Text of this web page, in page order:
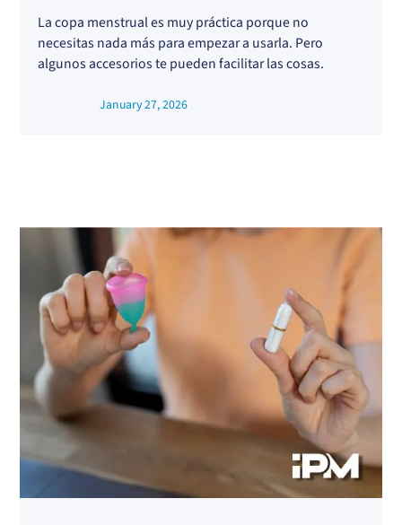
La copa menstrual es muy práctica porque no
necesitas nada más para empezar a usarla. Pero
algunos accesorios te pueden facilitar las cosas.
January 27, 2026